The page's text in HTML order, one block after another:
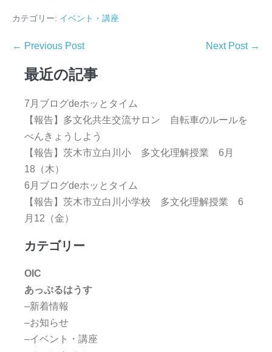
カテゴリー: イベント・講座
← Previous Post Next Post →
最近の記事
7月ブログdeホッとタイム
【報告】多文化共生交流サロン 自転車のルールを
べんきょうしよう
【報告】茨木市立白川小 多文化理解授業 6月
18（木）
6月ブログdeホッとタイム
【報告】茨木市立白川小学校 多文化理解授業 6
月12（金）
カテゴリー
OIC
あっぷるはうす
–新着情報
–お知らせ
–イベント・講座